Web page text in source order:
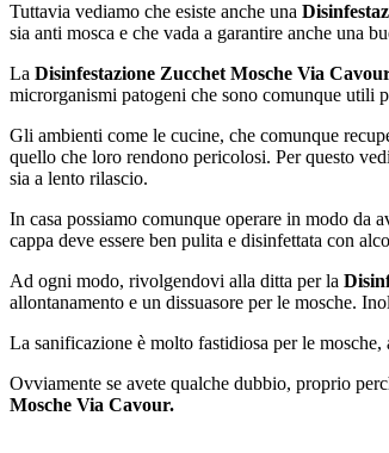
Tuttavia vediamo che esiste anche una
sia anti mosca e che vada a garantire anche una
La Disinfestazione Zucchet Mosche Via
microrganismi patogeni che sono comunque utili
Gli ambienti come le cucine, che comunque
quello che loro rendono pericolosi. Per questo
sia a lento rilascio.
In casa possiamo comunque operare in modo da
cappa deve essere ben pulita e disinfettata con
Ad ogni modo, rivolgendovi alla ditta per la
allontanamento e un dissuasore per le mosche.
La sanificazione è molto fastidiosa per le
Ovviamente se avete qualche dubbio, proprio
Mosche Via Cavour.